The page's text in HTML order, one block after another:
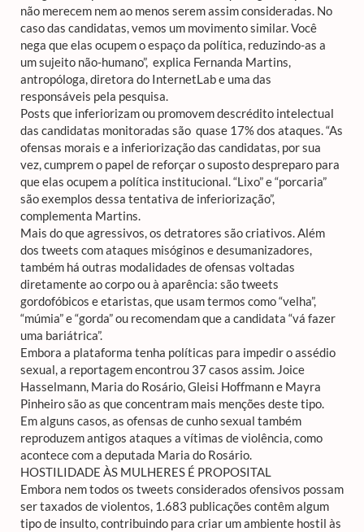
não merecem nem ao menos serem assim consideradas. No
caso das candidatas, vemos um movimento similar. Você
nega que elas ocupem o espaço da política, reduzindo-as a
um sujeito não-humano”, explica Fernanda Martins,
antropóloga, diretora do InternetLab e uma das
responsáveis pela pesquisa.
Posts que inferiorizam ou promovem descrédito intelectual
das candidatas monitoradas são quase 17% dos ataques. “As
ofensas morais e a inferiorização das candidatas, por sua
vez, cumprem o papel de reforçar o suposto despreparo para
que elas ocupem a política institucional. “Lixo” e “porcaria”
são exemplos dessa tentativa de inferiorização”,
complementa Martins.
Mais do que agressivos, os detratores são criativos. Além
dos tweets com ataques misóginos e desumanizadores,
também há outras modalidades de ofensas voltadas
diretamente ao corpo ou à aparência: são tweets
gordofóbicos e etaristas, que usam termos como “velha”,
“múmia” e “gorda” ou recomendam que a candidata “vá fazer
uma bariátrica”.
Embora a plataforma tenha políticas para impedir o assédio
sexual, a reportagem encontrou 37 casos assim. Joice
Hasselmann, Maria do Rosário, Gleisi Hoffmann e Mayra
Pinheiro são as que concentram mais menções deste tipo.
Em alguns casos, as ofensas de cunho sexual também
reproduzem antigos ataques a vítimas de violência, como
acontece com a deputada Maria do Rosário.
HOSTILIDADE ÀS MULHERES É PROPOSITAL
Embora nem todos os tweets considerados ofensivos possam
ser taxados de violentos, 1.683 publicações contêm algum
tipo de insulto, contribuindo para criar um ambiente hostil às